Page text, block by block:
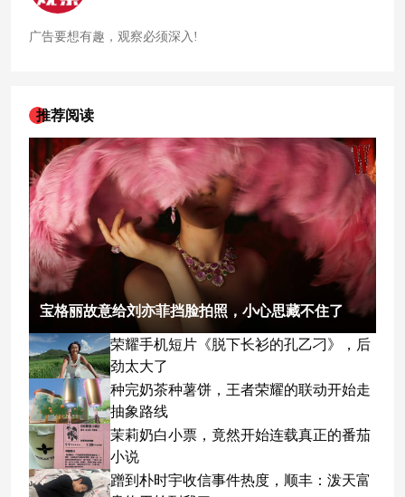
广告要想有趣，观察必须深入!
推荐阅读
宝格丽故意给刘亦菲挡脸拍照，小心思藏不住了
荣耀手机短片《脱下长衫的孔乙刁》，后
劲太大了
种完奶茶种薯饼，王者荣耀的联动开始走
抽象路线
茉莉奶白小票，竟然开始连载真正的番茄
小说
蹭到朴时宇收信事件热度，顺丰：泼天富